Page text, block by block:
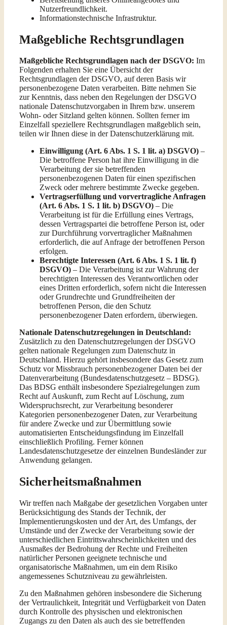
Nutzerfreundlichkeit.
Informationstechnische Infrastruktur.
Maßgebliche Rechtsgrundlagen
Maßgebliche Rechtsgrundlagen nach der DSGVO: Im
Folgenden erhalten Sie eine Übersicht der
Rechtsgrundlagen der DSGVO, auf deren Basis wir
personenbezogene Daten verarbeiten. Bitte nehmen Sie
zur Kenntnis, dass neben den Regelungen der DSGVO
nationale Datenschutzvorgaben in Ihrem bzw. unserem
Wohn- oder Sitzland gelten können. Sollten ferner im
Einzelfall speziellere Rechtsgrundlagen maßgeblich sein,
teilen wir Ihnen diese in der Datenschutzerklärung mit.
Einwilligung (Art. 6 Abs. 1 S. 1 lit. a) DSGVO) –
Die betroffene Person hat ihre Einwilligung in die
Verarbeitung der sie betreffenden
personenbezogenen Daten für einen spezifischen
Zweck oder mehrere bestimmte Zwecke gegeben.
Vertragserfüllung und vorvertragliche Anfragen
(Art. 6 Abs. 1 S. 1 lit. b) DSGVO) – Die
Verarbeitung ist für die Erfüllung eines Vertrags,
dessen Vertragspartei die betroffene Person ist, oder
zur Durchführung vorvertraglicher Maßnahmen
erforderlich, die auf Anfrage der betroffenen Person
erfolgen.
Berechtigte Interessen (Art. 6 Abs. 1 S. 1 lit. f)
DSGVO) – Die Verarbeitung ist zur Wahrung der
berechtigten Interessen des Verantwortlichen oder
eines Dritten erforderlich, sofern nicht die Interessen
oder Grundrechte und Grundfreiheiten der
betroffenen Person, die den Schutz
personenbezogener Daten erfordern, überwiegen.
Nationale Datenschutzregelungen in Deutschland:
Zusätzlich zu den Datenschutzregelungen der DSGVO
gelten nationale Regelungen zum Datenschutz in
Deutschland. Hierzu gehört insbesondere das Gesetz zum
Schutz vor Missbrauch personenbezogener Daten bei der
Datenverarbeitung (Bundesdatenschutzgesetz – BDSG).
Das BDSG enthält insbesondere Spezialregelungen zum
Recht auf Auskunft, zum Recht auf Löschung, zum
Widerspruchsrecht, zur Verarbeitung besonderer
Kategorien personenbezogener Daten, zur Verarbeitung
für andere Zwecke und zur Übermittlung sowie
automatisierten Entscheidungsfindung im Einzelfall
einschließlich Profiling. Ferner können
Landesdatenschutzgesetze der einzelnen Bundesländer zur
Anwendung gelangen.
Sicherheitsmaßnahmen
Wir treffen nach Maßgabe der gesetzlichen Vorgaben unter
Berücksichtigung des Stands der Technik, der
Implementierungskosten und der Art, des Umfangs, der
Umstände und der Zwecke der Verarbeitung sowie der
unterschiedlichen Eintrittswahrscheinlichkeiten und des
Ausmaßes der Bedrohung der Rechte und Freiheiten
natürlicher Personen geeignete technische und
organisatorische Maßnahmen, um ein dem Risiko
angemessenes Schutzniveau zu gewährleisten.
Zu den Maßnahmen gehören insbesondere die Sicherung
der Vertraulichkeit, Integrität und Verfügbarkeit von Daten
durch Kontrolle des physischen und elektronischen
Zugangs zu den Daten als auch des sie betreffenden